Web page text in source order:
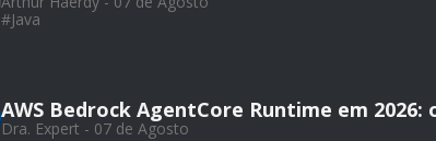
#Java
AWS Bedrock AgentCore Runtime em 2026:
Dra. Expert - 07 de Agosto